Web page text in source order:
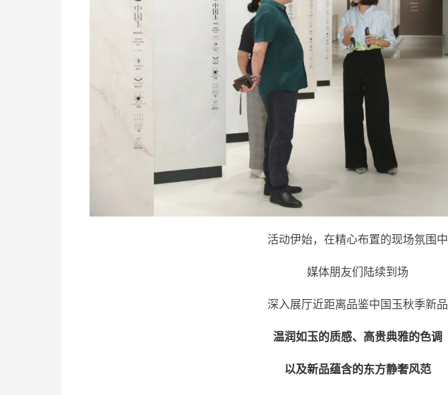
活动伊始，在精心布置的现场氛围中
媒体朋友们陆续到场
深入展厅近距离品鉴中国玉秋季新品
温润如玉的质感、高贵典雅的色调
以及新品蕴含的东方静奢风范